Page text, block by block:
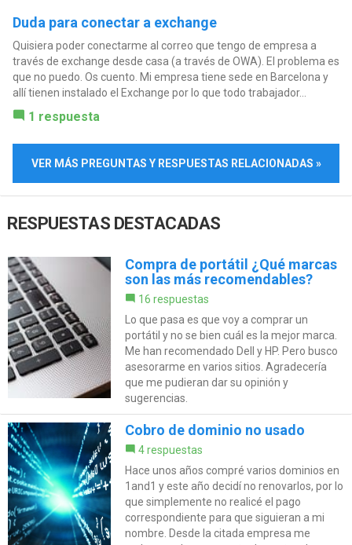
Duda para conectar a exchange
Quisiera poder conectarme al correo que tengo de empresa a
través de exchange desde casa (a través de OWA). El problema es
que no puedo. Os cuento. Mi empresa tiene sede en Barcelona y
allí tienen instalado el Exchange por lo que todo trabajador...
1 respuesta
VER MÁS PREGUNTAS Y RESPUESTAS RELACIONADAS »
RESPUESTAS DESTACADAS
Compra de portátil ¿Qué marcas
son las más recomendables?
16 respuestas
Lo que pasa es que voy a comprar un
portátil y no se bien cuál es la mejor marca.
Me han recomendado Dell y HP. Pero busco
asesorarme en varios sitios. Agradecería
que me pudieran dar su opinión y
sugerencias.
Cobro de dominio no usado
4 respuestas
Hace unos años compré varios dominios en
1and1 y este año decidí no renovarlos, por lo
que simplemente no realicé el pago
correspondiente para que siguieran a mi
nombre. Desde la citada empresa me